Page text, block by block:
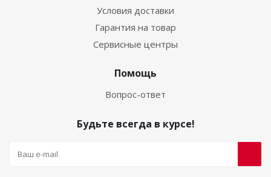
Условия доставки
Гарантия на товар
Сервисные центры
Помощь
Вопрос-ответ
Будьте всегда в курсе!